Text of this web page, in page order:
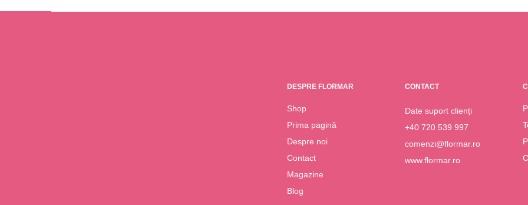
DESPRE FLORMAR
Shop
Prima pagină
Despre noi
Contact
Magazine
Blog
CONTACT
Date suport clienți
+40 720 539 997
comenzi@flormar.ro
www.flormar.ro